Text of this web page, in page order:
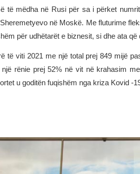
të mëdha në Rusi për sa i përket
në Moskë. Me fluturime
për udhëtarët e biznesit, si dhe ata
të viti 2021 me një total prej 849 mijë
rënie prej 52% në vit në krahasim
u goditën fuqishëm nga kriza Kovid -